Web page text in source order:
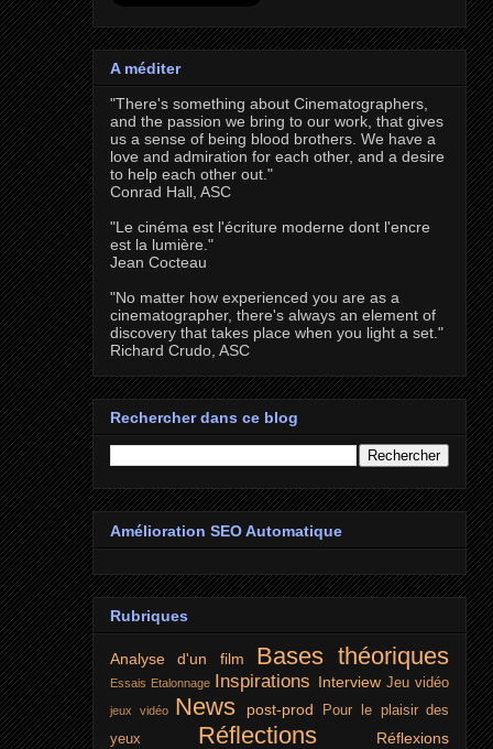
A méditer
"There's something about Cinematographers,
and the passion we bring to our work, that gives
us a sense of being blood brothers. We have a
love and admiration for each other, and a desire
to help each other out."
Conrad Hall, ASC
"Le cinéma est l'écriture moderne dont l'encre
est la lumière."
Jean Cocteau
"No matter how experienced you are as a
cinematographer, there's always an element of
discovery that takes place when you light a set."
Richard Crudo, ASC
Rechercher dans ce blog
Amélioration SEO Automatique
Rubriques
Analyse d'un film Bases théoriques
Essais Etalonnage Inspirations Interview Jeu vidéo
jeux vidéo News post-prod
Pour le plaisir des
yeux
Réflections Réflexions